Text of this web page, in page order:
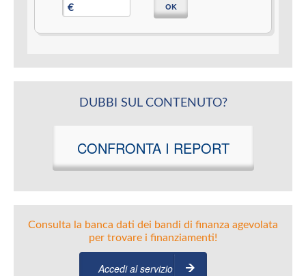
€ OK
DUBBI SUL CONTENUTO?
CONFRONTA I REPORT
Consulta la banca dati dei bandi di finanza agevolata
per trovare i finanziamenti!
Accedi al servizio